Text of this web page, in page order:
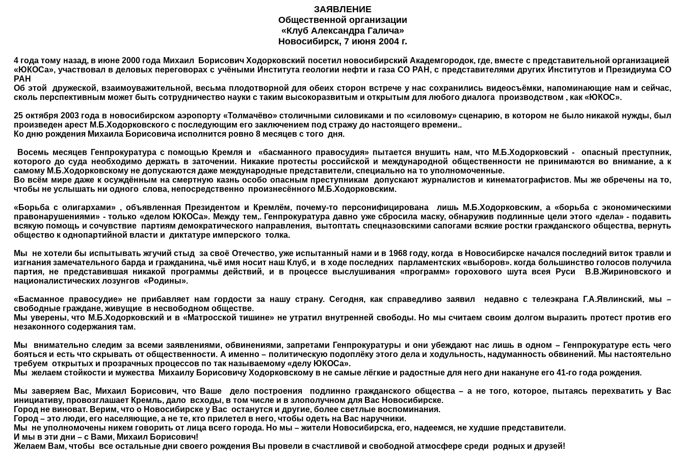
ЗАЯВЛЕНИЕ
Общественной организации
«Клуб Александра Галича»
Новосибирск, 7 июня 2004 г.
4 года тому назад, в июне 2000 года Михаил
Борисович Ходорковский посетил новосибирский Академгородок, где, вместе с представительной организацией
«ЮКОСа», участвовал в деловых переговорах с учёными Института геологии нефти и газа СО РАН, с представителями других Институтов и Президиума СО
РАН
Об этой
дружеской, взаимоуважительной, весьма плодотворной для обеих сторон встрече у нас сохранились видеосъёмки, напоминающие нам и сейчас,
сколь перспективным может быть сотрудничество науки с таким высокоразвитым и открытым для любого диалога производством , как «ЮКОС».
25 октября 2003 года в новосибирском аэропорту «Толмачёво» столичными силовиками и по «силовому» сценарию, в котором не было никакой нужды, был
произведен арест М.Б.Ходорковского с последующим его заключением под стражу до настоящего времени..
Ко дню рождения Михаила Борисовича исполнится ровно 8 месяцев с того дня.
Восемь месяцев Генпрокуратура с помощью Кремля и «басманного правосудия» пытается внушить нам, что М.Б.Ходорковский -
опасный преступник,
которого до суда необходимо держать в заточении. Никакие протесты российской и международной общественности не принимаются во внимание, а к
самому М.Б.Ходорковскому не допускаются даже международные представители, специально на то уполномоченные.
Во всём мире даже к осуждённым на смертную казнь особо опасным преступникам
допускают журналистов и кинематографистов. Мы же обречены на то,
чтобы не услышать ни одного слова, непосредственно произнесённого М.Б.Ходорковским.
«Борьба с олигархами» , объявленная Президентом и Кремлём, почему-то персонифицирована
лишь М.Б.Ходорковским, а «борьба с экономическими
правонарушениями» - только «делом ЮКОСа». Между тем,. Генпрокуратура давно уже сбросила маску, обнаружив подлинные цели этого «дела» - подавить
всякую помощь и сочувствие партиям демократического направления, вытоптать спецназовскими сапогами всякие ростки гражданского общества, вернуть
общество к однопартийной власти и диктатуре имперского толка.
Мы не хотели бы испытывать жгучий стыд за своё Отечество, уже испытанный нами и в 1968 году, когда в Новосибирске начался последний виток травли и
изгнания замечательного барда и гражданина, чьё имя носит наш Клуб, и
в ходе последних парламентских «выборов». когда большинство голосов получила
партия, не представившая никакой программы действий, и в процессе выслушивания «программ» горохового шута всея Руси
В.В.Жириновского и
националистических лозунгов «Родины».
«Басманное правосудие» не прибавляет нам гордости за нашу страну. Сегодня, как справедливо заявил
недавно с телеэкрана Г.А.Явлинский, мы –
свободные граждане, живущие в несвободном обществе.
Мы уверены, что М.Б.Ходорковский и в «Матросской тишине» не утратил внутренней свободы. Но мы считаем своим долгом выразить протест против его
незаконного содержания там.
Мы
внимательно следим за всеми заявлениями, обвинениями, запретами Генпрокуратуры и они убеждают нас лишь в одном – Генпрокуратуре есть чего
бояться и есть что скрывать от общественности. А именно – политическую подоплёку этого дела и ходульность, надуманность обвинений. Мы настоятельно
требуем открытых и прозрачных процессов по так называемому «делу ЮКОСа».
Мы желаем стойкости и мужества Михаилу Борисовичу Ходорковскому в не самые лёгкие и радостные для него дни накануне его 41-го года рождения.
Мы заверяем Вас, Михаил Борисович, что Ваше дело построения подлинно гражданского общества – а не того, которое, пытаясь перехватить у Вас
инициативу, провозглашает Кремль, дало всходы, в том числе и в злополучном для Вас Новосибирске.
Город не виноват. Верим, что о Новосибирске у Вас останутся и другие, более светлые воспоминания.
Город – это люди, его населяющие, а не те, кто прилетел в него, чтобы одеть на Вас наручники.
Мы не уполномочены никем говорить от лица всего города. Но мы – жители Новосибирска, его, надеемся, не худшие представители.
И мы в эти дни – с Вами, Михаил Борисович!
Желаем Вам, чтобы все остальные дни своего рождения Вы провели в счастливой и свободной атмосфере среди родных и друзей!